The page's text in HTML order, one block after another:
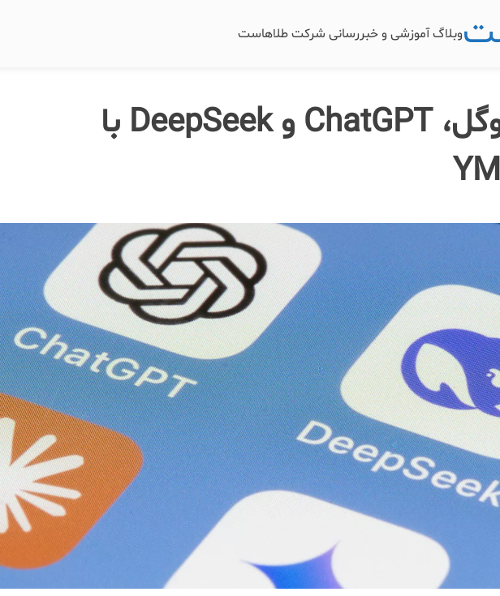
وبلاگ آموزشی و خبررسانی شرکت طلاهاست
نحوه برخورد گوگل، ChatGPT و DeepSeek با